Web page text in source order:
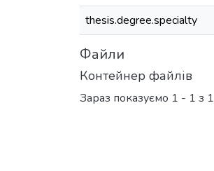
thesis.degree.specialty
Файли
Контейнер файлів
Зараз показуємо 1 - 1 з 1